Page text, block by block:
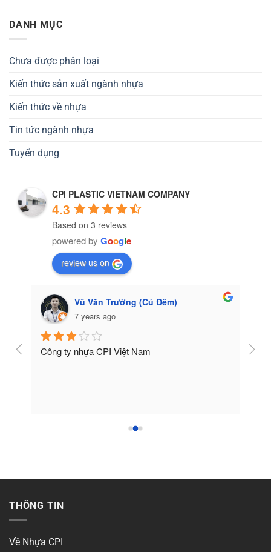
DANH MỤC
Chưa được phân loại
Kiến thức sản xuất ngành nhựa
Kiến thức về nhựa
Tin tức ngành nhựa
Tuyển dụng
CPI PLASTIC VIETNAM COMPANY
4.3
Based on 3 reviews
powered by Google
review us on
Vũ Văn Trường (Cú Đêm)
7 years ago
Công ty nhựa CPI Việt Nam Tốt
THÔNG TIN
Về Nhựa CPI